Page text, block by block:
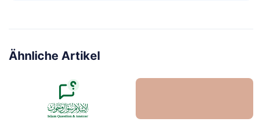
Ähnliche Artikel